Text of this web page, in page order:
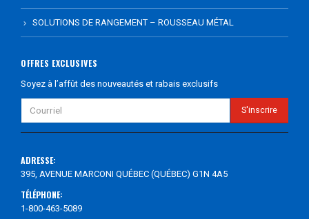
SOLUTIONS DE RANGEMENT – ROUSSEAU MÉTAL
OFFRES EXCLUSIVES
Soyez à l’affût des nouveautés et rabais exclusifs
ADRESSE:
395, AVENUE MARCONI QUÉBEC (QUÉBEC) G1N 4A5
TÉLÉPHONE:
1-800-463-5089